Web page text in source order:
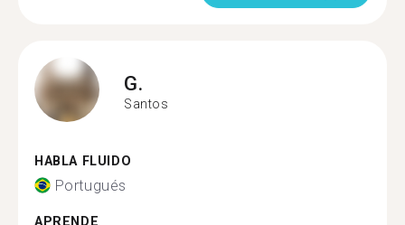
G.
Santos
HABLA FLUIDO
Portugués
APRENDE